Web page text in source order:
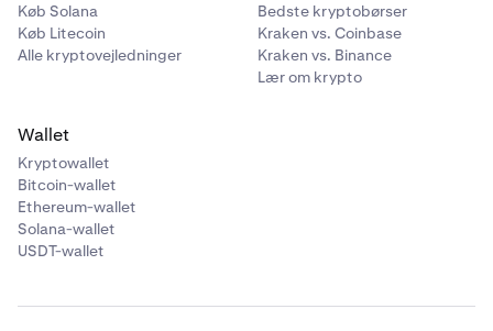
Køb Solana
Køb Litecoin
Alle kryptovejledninger
Bedste kryptobørser
Kraken vs. Coinbase
Kraken vs. Binance
Lær om krypto
Wallet
Kryptowallet
Bitcoin-wallet
Ethereum-wallet
Solana-wallet
USDT-wallet